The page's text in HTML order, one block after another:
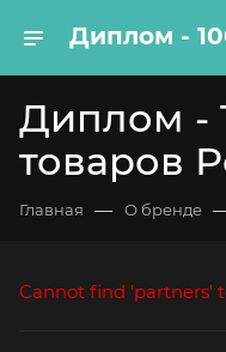
Диплом -
товаров
Главная — О бренде
Cannot find 'partners'